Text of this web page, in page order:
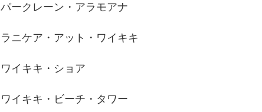
パークレーン・アラモアナ
ラニケア・アット・ワイキキ
ワイキキ・ショア
ワイキキ・ビーチ・タワー